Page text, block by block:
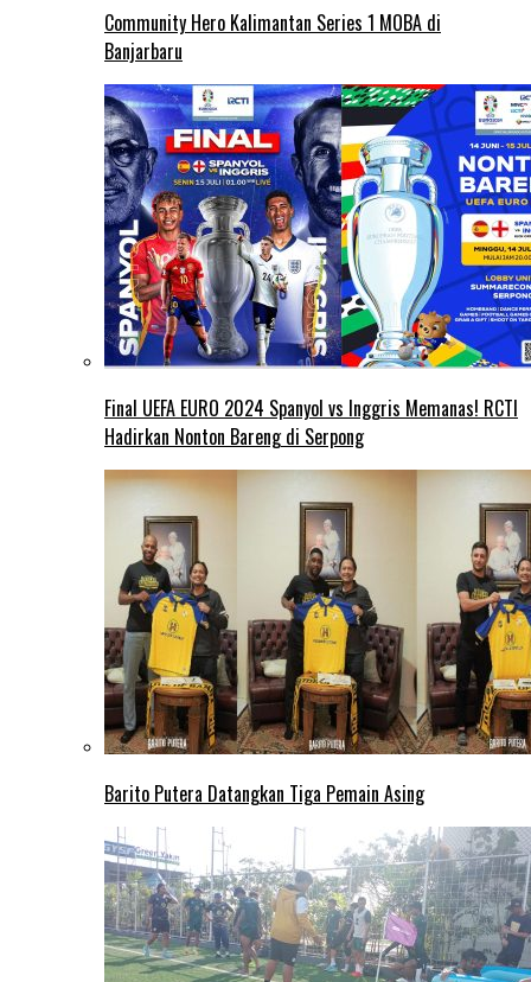
Community Hero Kalimantan Series 1 MOBA di
Banjarbaru
Final UEFA EURO 2024 Spanyol vs Inggris Memanas! RCTI
Hadirkan Nonton Bareng di Serpong
Barito Putera Datangkan Tiga Pemain Asing